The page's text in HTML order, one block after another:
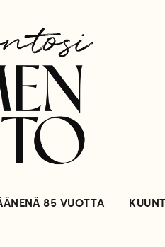
85 VUOTTA